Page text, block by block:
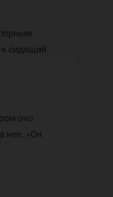
сидящий
оно
нее. «Он